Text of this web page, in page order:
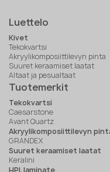
Luettelo
Kivet
Tekokvartsi
Akryylikomposiittilevyn pinta
Suuret keraamiset laatat
Altaat ja pesualtaat
Tuotemerkit
Tekokvartsi
Caesarstone
Avant Quartz
Akryylikomposiittilevyn
GRANDEX
Suuret keraamiset laatat
Keralini
HPL laminate